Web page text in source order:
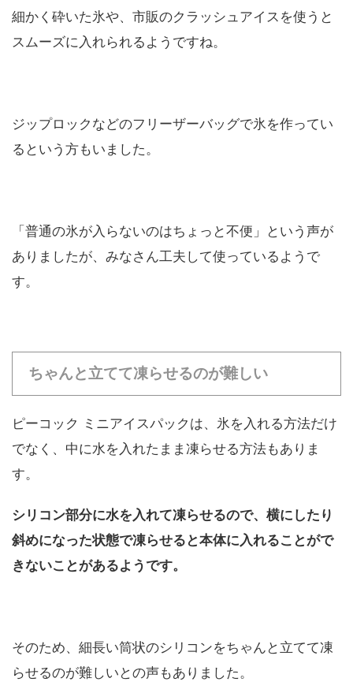
細かく砕いた氷や、市販のクラッシュアイスを使うと
スムーズに入れられるようですね。
ジップロックなどのフリーザーバッグで氷を作ってい
るという方もいました。
「普通の氷が入らないのはちょっと不便」という声が
ありましたが、みなさん工夫して使っているようで
す。
ちゃんと立てて凍らせるのが難しい
ピーコック ミニアイスパックは、氷を入れる方法だけ
でなく、中に水を入れたまま凍らせる方法もありま
す。
シリコン部分に水を入れて凍らせるので、横にしたり
斜めになった状態で凍らせると本体に入れることがで
きないことがあるようです。
そのため、細長い筒状のシリコンをちゃんと立てて凍
らせるのが難しいとの声もありました。